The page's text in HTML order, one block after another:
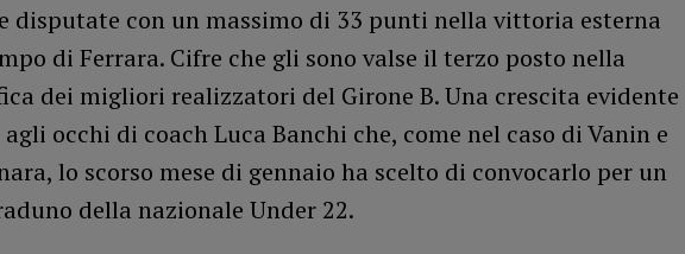
disputate con un massimo di 33 punti nella vittoria esterna
di Ferrara. Cifre che gli sono valse il terzo posto nella
dei migliori realizzatori del Girone B. Una crescita evidente
agli occhi di coach Luca Banchi che, come nel caso di Vanin e
lo scorso mese di gennaio ha scelto di convocarlo per un
della nazionale Under 22.